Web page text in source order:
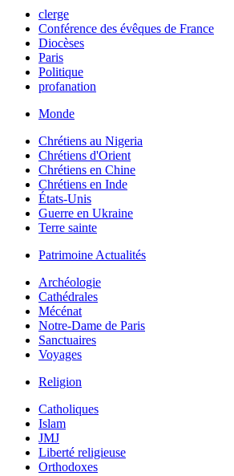
clerge
Conférence des évêques de France
Diocèses
Paris
Politique
profanation
Monde
Chrétiens au Nigeria
Chrétiens d'Orient
Chrétiens en Chine
Chrétiens en Inde
États-Unis
Guerre en Ukraine
Terre sainte
Patrimoine Actualités
Archéologie
Cathédrales
Mécénat
Notre-Dame de Paris
Sanctuaires
Voyages
Religion
Catholiques
Islam
JMJ
Liberté religieuse
Orthodoxes